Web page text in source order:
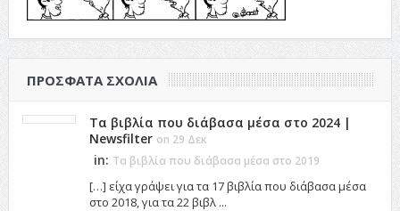
ΠΡΌΣΦΑΤΑ ΣΧΌΛΙΑ
Τα βιβλία που διάβασα μέσα στο 2024 |
Newsfilter on 29 Δεκ
in: Τα βιβλία που διάβασα μέσα στο 2019
[…] είχα γράψει για τα 17 βιβλία που διάβασα μέσα
στο 2018, για τα 22 βιβλ ...